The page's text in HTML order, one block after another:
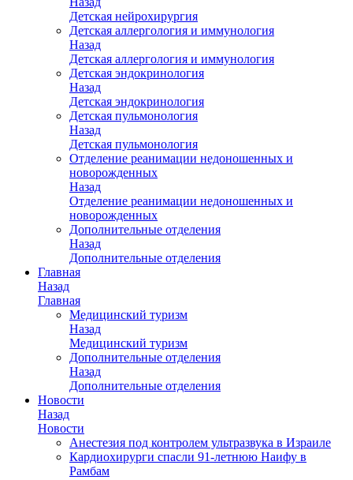
Детская нейрохирургия
Детская аллергология и иммунология
Назад
Детская аллергология и иммунология
Детская эндокринология
Назад
Детская эндокринология
Детская пульмонология
Назад
Детская пульмонология
Отделение реанимации недоношенных и
новорожденных
Назад
Отделение реанимации недоношенных и
новорожденных
Дополнительные отделения
Назад
Дополнительные отделения
Главная
Назад
Главная
Медицинский туризм
Назад
Медицинский туризм
Дополнительные отделения
Назад
Дополнительные отделения
Новости
Назад
Новости
Анестезия под контролем ультразвука в Израиле
Кардиохирурги спасли 91-летнюю Наифу в
Рамбам